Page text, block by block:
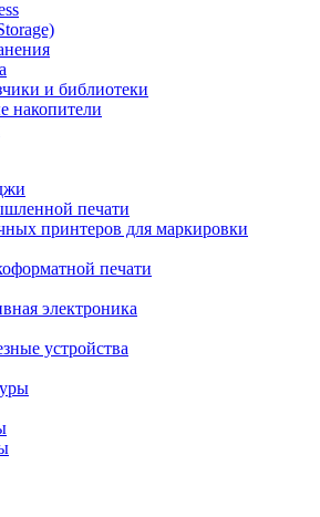
и библиотеки
накопители
печати
принтеров для маркировки
печати
электроника
устройства